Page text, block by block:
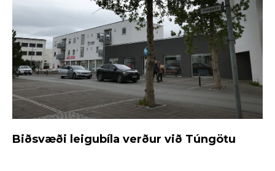
Biðsvæði leigubíla verður við Túngötu